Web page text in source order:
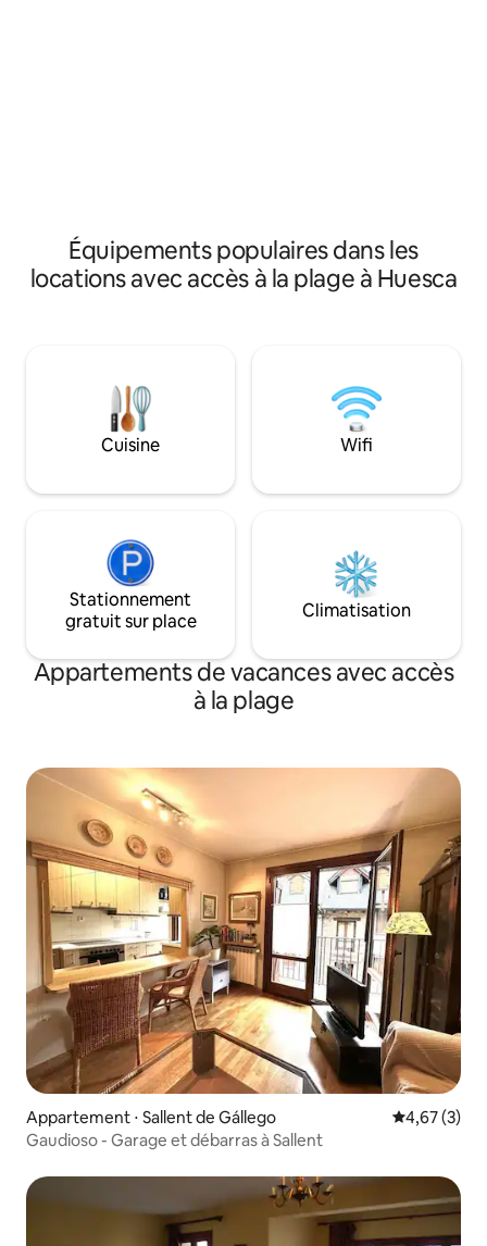
Équipements populaires dans les
locations avec accès à la plage à Huesca
Cuisine Wifi
Stationnement
gratuit sur place
Climatisation
Appartements de vacances avec accès
à la plage
Appartement ⋅ Sallent de Gállego Évaluation
4,67 (3)
Gaudioso - Garage et débarras à Sallent